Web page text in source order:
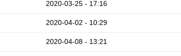
2020-03-25 - 17:16
2020-04-02 - 10:29
2020-04-08 - 13:21